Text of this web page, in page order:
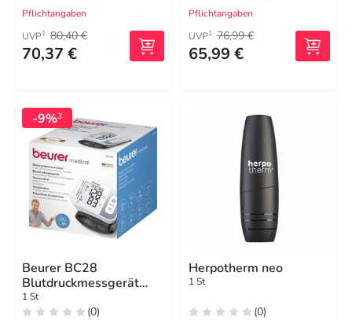
Pflichtangaben
UVP1 80,40 €
70,37 €
Pflichtangaben
UVP1 76,99 €
65,99 €
-9%3
Beurer BC28
Blutdruckmessgerät
vollautom.Handgelenk
1 St
(0)
Herpotherm neo
1 St
(0)